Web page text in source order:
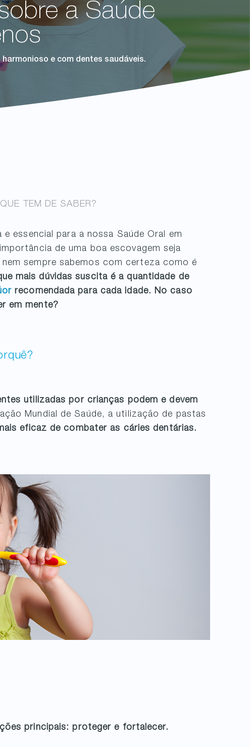
a Saúde
e com dentes saudáveis.
TEM DE SABER?
essencial para a nossa Saúde Oral em
de uma boa escovagem seja
sempre sabemos com certeza como é
mais dúvidas suscita é a quantidade de
recomendada para cada idade. No caso
em mente?
utilizadas por crianças podem e devem
Mundial de Saúde, a utilização de pastas
eficaz de combater as cáries dentárias.
principais: proteger e fortalecer.